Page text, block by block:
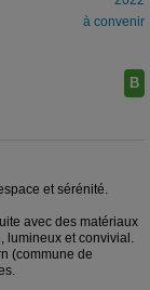
à convenir
B
et sérénité.
avec des matériaux
lumineux et convivial.
(commune de